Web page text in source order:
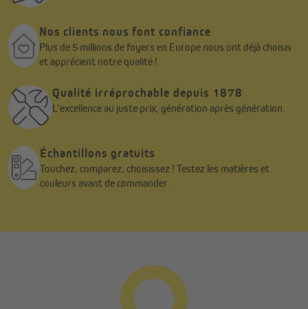
Nos clients nous font confiance
Plus de 5 millions de foyers en Europe nous ont déjà choisis
et apprécient notre qualité !
Qualité irréprochable depuis 1878
L’excellence au juste prix, génération après génération.
Échantillons gratuits
Touchez, comparez, choisissez ! Testez les matières et
couleurs avant de commander.